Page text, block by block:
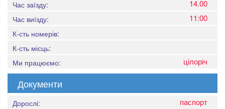
Час заїзду: 14.00
Час виїзду: 11:00
К-сть номерів:
К-сть місць:
Ми працюємо:
цілоріч
Документи
Дорослі: паспорт